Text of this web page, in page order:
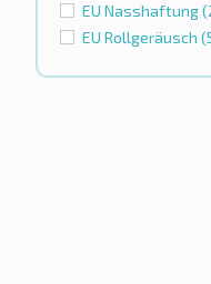
EU Nasshaftung
EU Rollgeräusch